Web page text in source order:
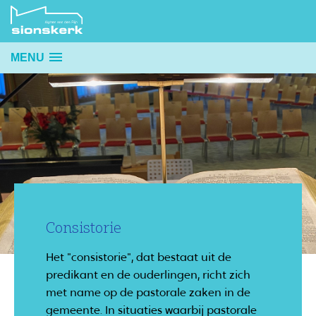
MENU
Consistorie
Het "consistorie", dat bestaat uit de
predikant en de ouderlingen, richt zich
met name op de pastorale zaken in de
gemeente. In situaties waarbij pastorale